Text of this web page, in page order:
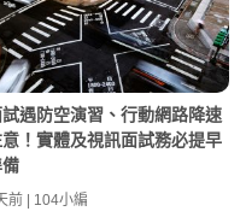
遇防空演習、行動網路降速
！實體及視訊面試務必提早
前 | 104小編